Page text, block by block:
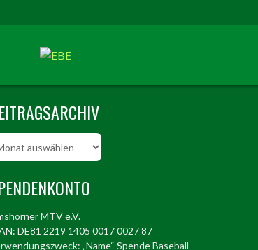
MTV e.V.
DE81 2219 1405 0017 0027 87
„Name“ Spende Baseball